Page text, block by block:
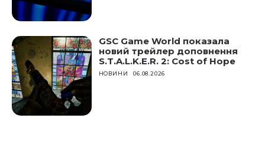
GSC Game World показала
новий трейлер доповнення
S.T.A.L.K.E.R. 2: Cost of Hope
НОВИНИ 06.08.2026